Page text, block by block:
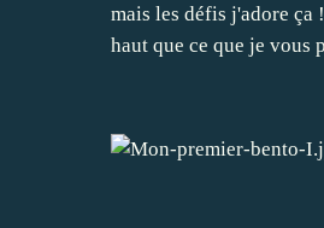
mais les défis j'adore ça
haut que ce que je vous